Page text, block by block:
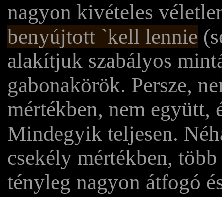
nagyon kivételes
benyújtott `kell lennie
alakítjuk szabályos
gabonakörök. Persze,
mértékben, nem együtt,
Mindegyik teljesen.
csekély mértékben,
tényleg nagyon átfogó